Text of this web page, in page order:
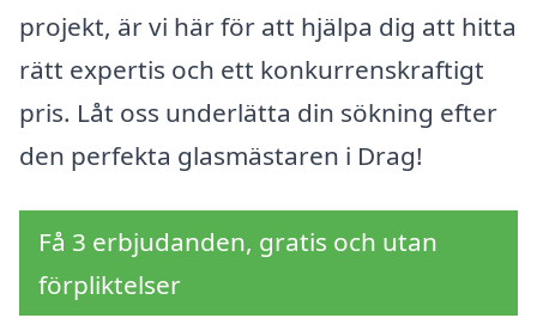
projekt, är vi här för att hjälpa dig att hitta
rätt expertis och ett konkurrenskraftigt
pris. Låt oss underlätta din sökning efter
den perfekta glasmästaren i Drag!
Få 3 erbjudanden, gratis och utan
förpliktelser